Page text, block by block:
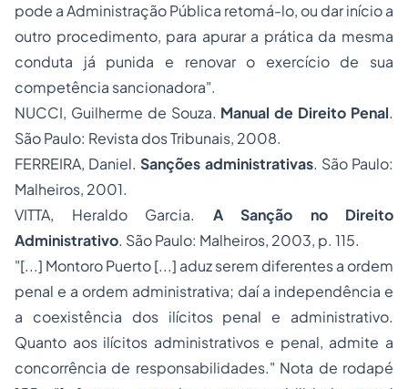
pode a Administração Pública retomá-lo, ou dar início a
outro procedimento, para apurar a prática da mesma
conduta já punida e renovar o exercício de sua
competência sancionadora".
NUCCI, Guilherme de Souza. Manual de Direito Penal.
São Paulo: Revista dos Tribunais, 2008.
FERREIRA, Daniel.Sanções administrativas. São Paulo:
Malheiros, 2001.
VITTA, Heraldo Garcia. A Sanção no Direito
Administrativo. São Paulo: Malheiros, 2003, p. 115.
"[...] Montoro Puerto [...] aduz serem diferentes a ordem
penal e a ordem administrativa; daí a independência e
a coexistência dos ilícitos penal e administrativo.
Quanto aos ilícitos administrativos e penal, admite a
concorrência de responsabilidades." Nota de rodapé